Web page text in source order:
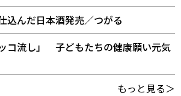
込んだ日本酒発売／つがる
コ流し」 子どもたちの健康願い元気
もっと見る＞